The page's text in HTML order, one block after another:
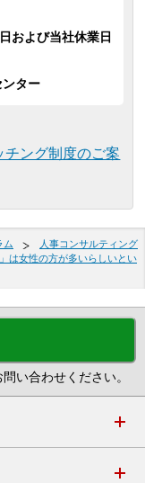
および当社休業日
ター
チング制度のご案
ム
人事コンサルティング
は女性の方が多いらしいとい
い合わせください。